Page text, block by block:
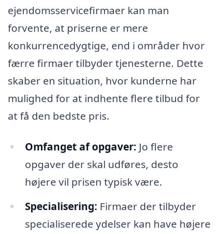
ejendomsservicefirmaer kan man
forvente, at priserne er mere
konkurrencedygtige, end i områder hvor
færre firmaer tilbyder tjenesterne. Dette
skaber en situation, hvor kunderne har
mulighed for at indhente flere tilbud for
at få den bedste pris.
Omfanget af opgaver: Jo flere
opgaver der skal udføres, desto
højere vil prisen typisk være.
Specialisering: Firmaer der tilbyder
specialiserede ydelser kan have højere